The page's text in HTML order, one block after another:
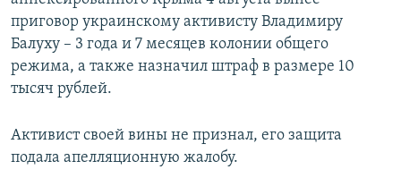
приговор украинскому активисту Владимиру
Балуху – 3 года и 7 месяцев колонии общего
режима, а также назначил штраф в размере 10
тысяч рублей.
Активист своей вины не признал, его защита
подала апелляционную жалобу.